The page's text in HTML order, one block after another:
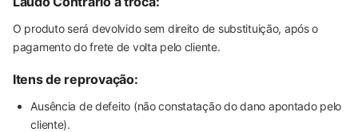
O produto será devolvido sem direito de substituição, após o
pagamento do frete de volta pelo cliente.
Itens de reprovação:
Ausência de defeito (não constatação do dano apontado pelo
cliente).